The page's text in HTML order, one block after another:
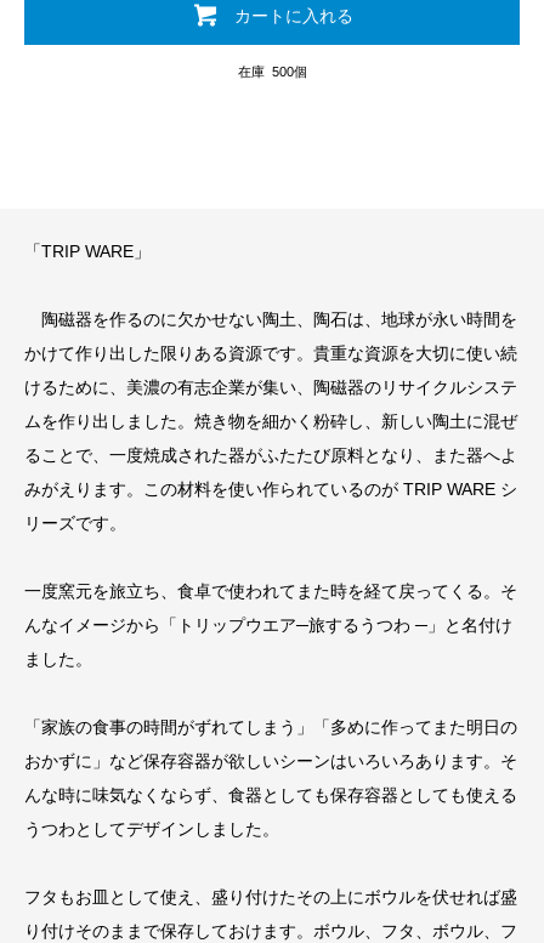
カートに入れる
在庫 500個
「TRIP WARE」
陶磁器を作るのに欠かせない陶土、陶石は、地球が永い時間を
かけて作り出した限りある資源です。貴重な資源を大切に使い続
けるために、美濃の有志企業が集い、陶磁器のリサイクルシステ
ムを作り出しました。焼き物を細かく粉砕し、新しい陶土に混ぜ
ることで、一度焼成された器がふたたび原料となり、また器へよ
みがえります。この材料を使い作られているのが TRIP WARE シ
リーズです。
一度窯元を旅立ち、食卓で使われてまた時を経て戻ってくる。そ
んなイメージから「トリップウエア─旅するうつわ ─」と名付け
ました。
「家族の食事の時間がずれてしまう」「多めに作ってまた明日の
おかずに」など保存容器が欲しいシーンはいろいろあります。そ
んな時に味気なくならず、食器としても保存容器としても使える
うつわとしてデザインしました。
フタもお皿として使え、盛り付けたその上にボウルを伏せれば盛
り付けそのままで保存しておけます。ボウル、フタ、ボウル、フ